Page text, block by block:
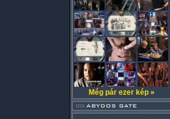
Még pár ezer kép »